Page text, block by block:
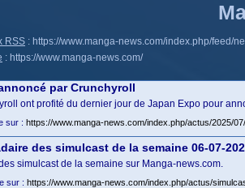
RSS : https://www.manga-news.com/index.php/feed/
: https://www.manga-news.com/
par Crunchyroll
ont profité du dernier jour de Japan Expo pour
sur : https://www.manga-news.com/index.php/actus/2025/
des simulcast de la semaine 06-07-
simulcast de la semaine sur Manga-news.com.
sur : https://www.manga-news.com/index.php/actus/